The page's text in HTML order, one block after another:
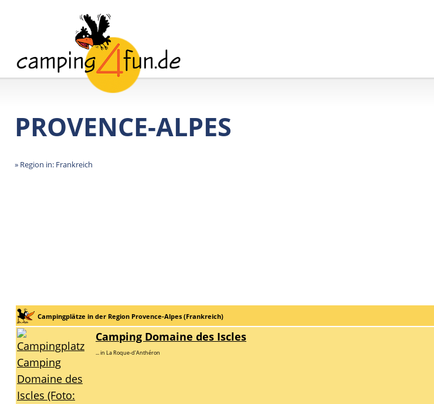
PROVENCE-ALPES
» Region in: Frankreich
Campingplätze in der Region Provence-Alpes (Frankreich)
Camping Domaine des Iscles
... in La Roque-d'Anthéron